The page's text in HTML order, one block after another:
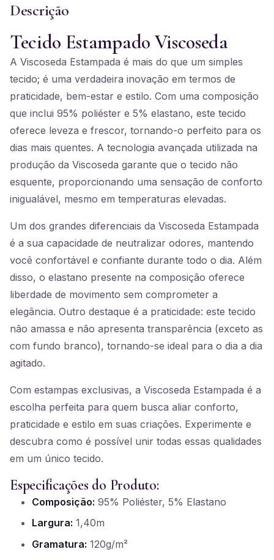
Descrição
Tecido Estampado Viscoseda
A Viscoseda Estampada é mais do que um simples
tecido; é uma verdadeira inovação em termos de
praticidade, bem-estar e estilo. Com uma composição
que inclui 95% poliéster e 5% elastano, este tecido
oferece leveza e frescor, tornando-o perfeito para os
dias mais quentes. A tecnologia avançada utilizada na
produção da Viscoseda garante que o tecido não
esquente, proporcionando uma sensação de conforto
inigualável, mesmo em temperaturas elevadas.
Um dos grandes diferenciais da Viscoseda Estampada
é a sua capacidade de neutralizar odores, mantendo
você confortável e confiante durante todo o dia. Além
disso, o elastano presente na composição oferece
liberdade de movimento sem comprometer a
elegância. Outro destaque é a praticidade: este tecido
não amassa e não apresenta transparência (exceto as
com fundo branco), tornando-se ideal para o dia a dia
agitado.
Com estampas exclusivas, a Viscoseda Estampada é a
escolha perfeita para quem busca aliar conforto,
praticidade e estilo em suas criações. Experimente e
descubra como é possível unir todas essas qualidades
em um único tecido.
Especificações do Produto:
Composição: 95% Poliéster, 5% Elastano
Largura: 1,40m
Gramatura: 120g/m²